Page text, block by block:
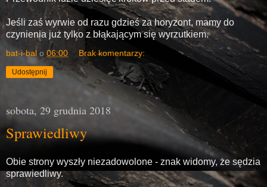
Jeśli zaś wyrwie od razu gdzieś za horyzont, mamy do
czynienia już tylko z błąkającym się wyrzutkiem.
bat-i-bal o 06:00 Brak komentarzy:
Udostępnij
sobota, 29 grudnia 2018
Sprawiedliwy
Obie strony wyszły niezadowolone - znak widomy, że sędzia
sprawiedliwy.